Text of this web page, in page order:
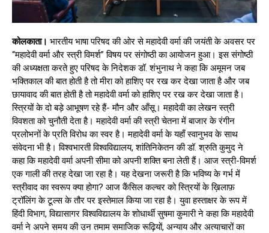
कोलकाता। भारतीय भाषा परिषद की ओर से महादेवी वर्मा की जयंती के अवसर पर
“महादेवी वर्मा और स्त्री विमर्श” विषय पर संगोष्ठी का आयोजन हुआ। इस संगोष्ठी
की अध्यक्षता करते हुए परिषद के निदेशक डॉ. शंभुनाथ ने कहा कि अमूमन जब
भक्तिकाल की बात होती है तो मीरा को हाशिए पर रख कर देखा जाता है और जब
छायावाद की बात होती है तो महादेवी वर्मा को हाशिए पर रख कर देखा जाता है।
स्त्रियों के दो बड़े आभूषण रहे हैं- मौन और आँसू। महादेवी का लेखन स्त्री
विवशता को चुनौती देता है। महादेवी वर्मा की स्त्री चेतना में बाजार के रंगीन
प्रलोभनों के प्रति विरोध का स्वर है। महादेवी वर्मा के यहाँ स्वानुभव के साथ
संवेदना भी है। विश्वभारती विश्वविद्यालय, शांतिनिकेतन की डॉ. श्रुति कुमुद ने
कहा कि महादेवी वर्मा अपनी सीमा को अपनी शक्ति बना लेती हैं। आज स्त्री-विमर्श
एक गाली की तरह देखा जा रहा है। यह देखना जरूरी है कि भविष्य के गर्भ में
स्त्रीवाद का स्वरूप क्या होगा? आज कैंसिल कल्चर को स्त्रियों के ख़िलाफ़
ट्रॉलिंग के टूल्स के तौर पर इस्तेमाल किया जा रहा है। युवा हस्ताक्षर के रूप में
हिंदी विभाग, विद्यासागर विश्वविद्यालय के शोधार्थी सुषमा कुमारी ने कहा कि महादेवी
वर्मा ने अपने समय की उन तमाम समाजिक रूढ़ियों, अन्याय और अत्याचारों का